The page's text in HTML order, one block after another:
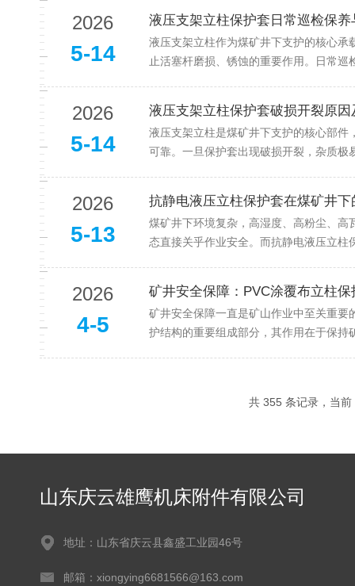
2026
5-14
液压支架立柱保护套日常巡检保
液压支架立柱作为煤矿井下支护的核心
止活塞杆磨损、锈蚀的重要作用。日常
2026
5-14
液压支架立柱保护套破损开裂原
液压支架立柱是煤矿井下支护的核心部件
可靠。一旦保护套出现破损开裂，杂质
2026
5-13
抗静电液压立柱保护套在煤矿井下
煤矿井下环境复杂，高湿度、高粉尘、
态直接关乎作业安全。而抗静电液压立
2026
4-5
矿井安全保障：PVC涂覆布立柱
矿井安全保障一直是矿山作业中至关重
护结构的重要组成部分，其作用在于保
共 355 条记录，当
山东庆云雄鹰机床附件有限公司
地址：山东省庆云县鑫盛工业园46号
邮箱：xiongying6681566@163.com